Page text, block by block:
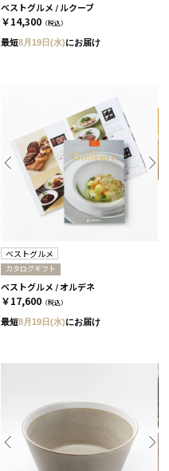
ベストグルメ / ルクーブ
￥14,300 （税込）
最短8月19日(水)にお届け
ベストグルメ
カタログギフト
ベストグルメ / オルデネ
￥17,600 （税込）
最短8月19日(水)にお届け